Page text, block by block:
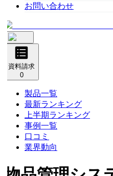
お問い合わせ
資料請求
製品一覧
最新ランキング
上半期ランキング
事例一覧
口コミ
業界動向